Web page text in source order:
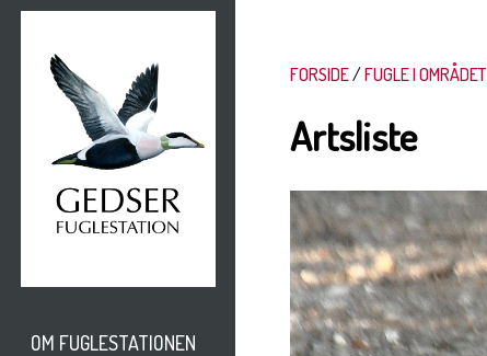
OM FUGLESTATIONEN
FORSIDE FUGLE I OMRÅDET
Artsliste